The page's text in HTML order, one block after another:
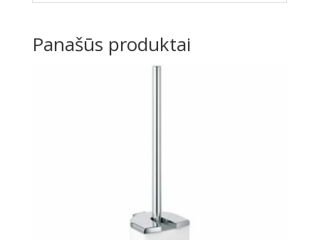
Panašūs produktai